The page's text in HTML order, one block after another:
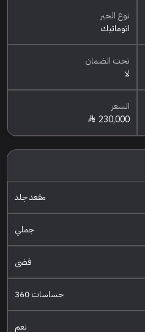
نوع الجير
اتوماتيك
تحت الضمان
لا
السعر
230,000
مقعد جلد
جملي
فضي
حساسات 360
نعم